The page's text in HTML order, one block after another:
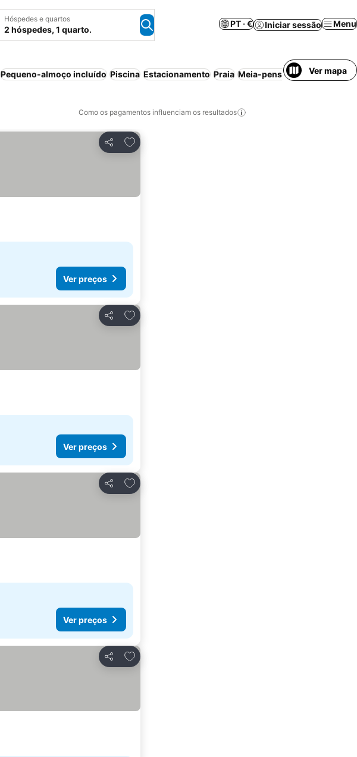
Hóspedes e quartos
2 hóspedes, 1 quarto.
PT · € Iniciar sessão Menu
Pequeno-almoço incluído Piscina Estacionamento Praia Meia-pensão Aparthotel
Ver mapa
Como os pagamentos influenciam os resultados
Partilhar
Adicionar aos favoritos
Ver preços
Partilhar
Adicionar aos favoritos
Ver preços
Partilhar
Adicionar aos favoritos
Ver preços
Partilhar
Adicionar aos favoritos